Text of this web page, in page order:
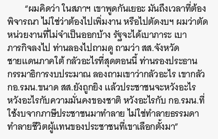
“ผมคิดว่า ในสภาฯ เขาพูดกันเยอะ มันถึงเวลาที่ต้อง
พิจารณา ไม่ใช่ว่าต้องไปเพิ่มงาน หรือไปตัดงบฯ ผมว่าตัด
หน่วยงานที่ไม่จำเป็นออกบ้าง รัฐจะได้เบาภาระ เบา
ภารกิจลงไป ท่านลองไปถามดู ถามว่า สส.จังหวัด
ชายแดนภาคใต้ กลัวอะไรที่สุดตอนนี้ ท่านรองประธาน
กรรมาธิการงบประมาณ ลองถามเขาว่ากลัวอะไร เขากลัว
กอ.รมน.ขนาด สส.ยังถูกยิง แล้วประชาชนจะหวังอะไร
หวังอะไรกับความมั่นคงของชาติ หวังอะไรกับ กอ.รมน.ที่
ใช้งบจากภาษีประชาชนมาทำลาย ไม่ใช่ทำลายธรรมดา
ทำลายชีวิตผู้แทนของประชาชนที่เขาเลือกตั้งมา”